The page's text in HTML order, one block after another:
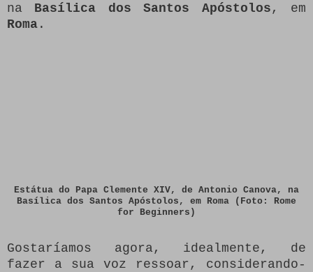
na Basílica dos Santos Apóstolos , em
Roma .
Estátua do Papa Clemente XIV, de Antonio Canova, na
Basílica dos Santos Apóstolos, em Roma (Foto: Rome
for Beginners)
Gostaríamos agora, idealmente, de
fazer a sua voz ressoar, considerando-